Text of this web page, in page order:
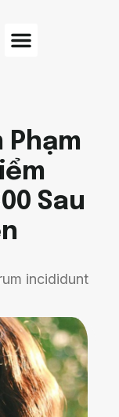
Phạm
Sau
incididunt